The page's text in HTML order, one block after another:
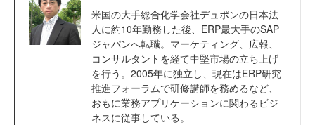
米国の大手総合化学会社デュポンの日本法
人に約10年勤務した後、ERP最大手のSAP
ジャパンへ転職。マーケティング、広報、
コンサルタントを経て中堅市場の立ち上げ
を行う。2005年に独立し、現在はERP研究
推進フォーラムで研修講師を務めるなど、
おもに業務アプリケーションに関わるビジ
ネスに従事している。